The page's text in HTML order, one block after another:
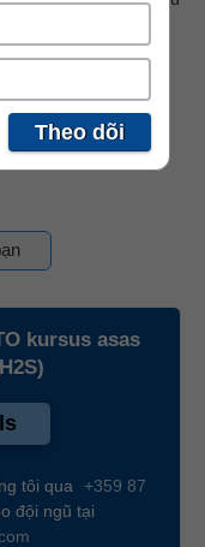
Kursus Asas H2S.
yang sah dan
pengendali atau
kursus asas
tôi qua
+359 87
đội ngũ tại
Theo dõi